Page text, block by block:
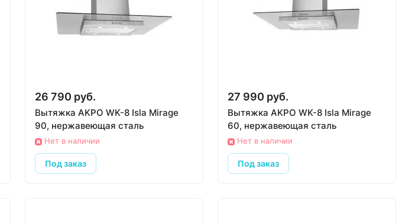
26 790 руб.
Вытяжка AKPO WK-8 Isla Mirage
90, нержавеющая сталь
Нет в наличии
Под заказ
27 990 руб.
Вытяжка AKPO WK-8 Isla Mirage
60, нержавеющая сталь
Нет в наличии
Под заказ